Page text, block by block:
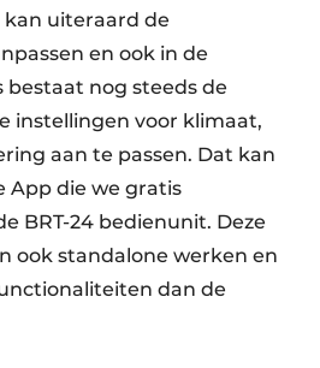
uiteraard de
en ook in de
nog steeds de
instellingen voor klimaat,
aan te passen. Dat kan
App die we gratis
BRT-24 bedienunit. Deze
ook standalone werken en
dan de